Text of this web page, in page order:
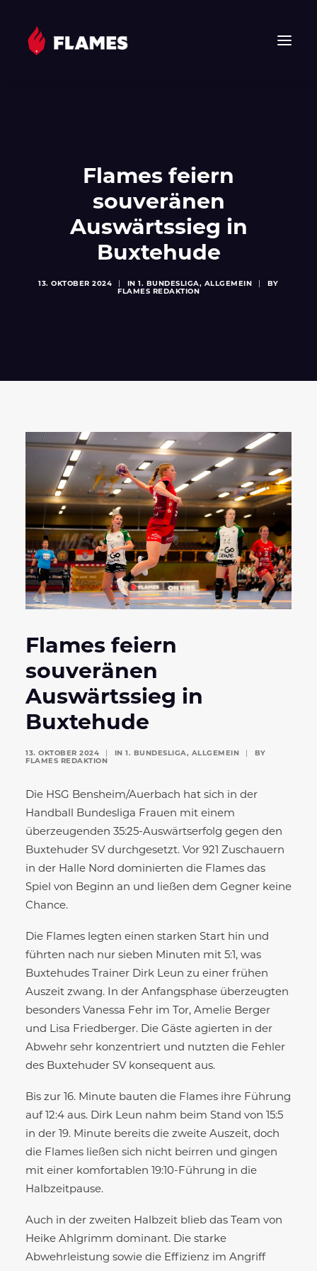
JUNIOR FLAMES
SPONSOREN & PARTNER
TICKETS
Flames feiern
souveränen
Auswärtssieg in
Buxtehude
13. OKTOBER 2024 IN1. BUNDESLIGA, ALLGEMEIN
BY
FLAMES REDAKTION
Flames feiern
souveränen
Auswärtssieg in
Buxtehude
13. OKTOBER 2024 IN 1. BUNDESLIGA, ALLGEMEIN
BY
FLAMES REDAKTION
Die HSG Bensheim/Auerbach hat sich in der
Handball Bundesliga Frauen mit einem
überzeugenden 35:25-Auswärtserfolg gegen den
Buxtehuder SV durchgesetzt. Vor 921 Zuschauern
in der Halle Nord dominierten die Flames das
Spiel von Beginn an und ließen dem Gegner keine
Chance.
Die Flames legten einen starken Start hin und
führten nach nur sieben Minuten mit 5:1, was
Buxtehudes Trainer Dirk Leun zu einer frühen
Auszeit zwang. In der Anfangsphase überzeugten
besonders Vanessa Fehr im Tor, Amelie Berger
und Lisa Friedberger. Die Gäste agierten in der
Abwehr sehr konzentriert und nutzten die Fehler
des Buxtehuder SV konsequent aus.
Bis zur 16. Minute bauten die Flames ihre Führung
auf 12:4 aus. Dirk Leun nahm beim Stand von 15:5
in der 19. Minute bereits die zweite Auszeit, doch
die Flames ließen sich nicht beirren und gingen
mit einer komfortablen 19:10-Führung in die
Halbzeitpause.
Auch in der zweiten Halbzeit blieb das Team von
Heike Ahlgrimm dominant. Die starke
Abwehrleistung sowie die Effizienz im Angriff